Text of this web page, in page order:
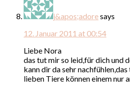
j&apos;adoresays
12. Januar 2011 at 00:54
Liebe Nora
das tut mir so leid,für dich und
kann dir da sehr
lieben Tiere können einem nur